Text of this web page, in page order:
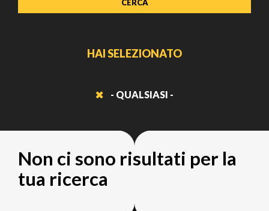
HAI SELEZIONATO
- QUALSIASI -
Non ci sono risultati per la
tua ricerca